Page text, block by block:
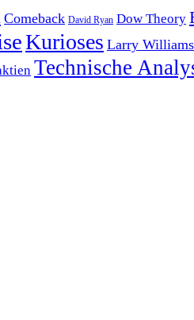
Comeback David Ryan Dow Theory
Kurioses Larry Williams
Technische